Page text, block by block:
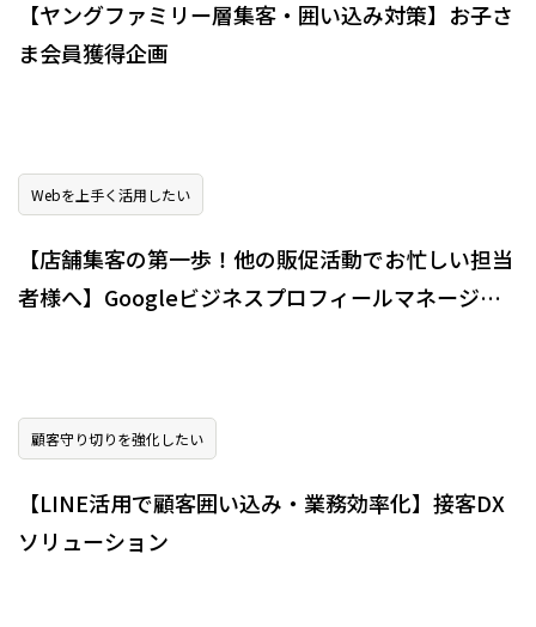
【ヤングファミリー層集客・囲い込み対策】お子さ
ま会員獲得企画
Webを上手く活用したい
【店舗集客の第一歩！他の販促活動でお忙しい担当
者様へ】Googleビジネスプロフィールマネージャ
顧客守り切りを強化したい
【LINE活用で顧客囲い込み・業務効率化】接客DX
ソリューション